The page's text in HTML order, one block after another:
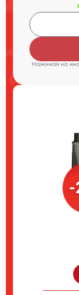
Нажимая на
-